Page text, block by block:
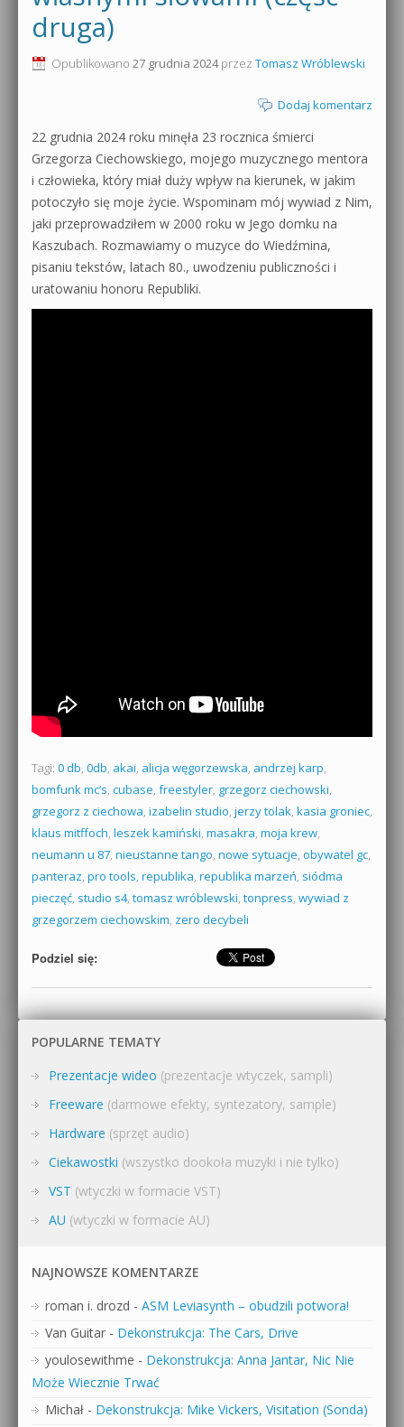
Produkcja muzyczna od podstaw
Dubstep z syntezatorem Massive
Kontakt 5 Kompendium
Pakiety
0dB.pl - informacje
Newsletter
Archiwum aktualności
Polityka prywatności
Regulamin
Działanie sklepu internetowego
Wyszukiwanie
druga)
Opublikowano 27 grudnia 2024przez Tomasz Wróblewski
Dodaj komentarz
22 grudnia 2024 roku minęła 23 rocznica śmierci
Grzegorza Ciechowskiego, mojego muzycznego mentora
i człowieka, który miał duży wpływ na kierunek, w jakim
potoczyło się moje życie. Wspominam mój wywiad z Nim,
jaki przeprowadziłem w 2000 roku w Jego domku na
Kaszubach. Rozmawiamy o muzyce do Wiedźmina,
pisaniu tekstów, latach 80., uwodzeniu publiczności i
uratowaniu honoru Republiki.
Tagi: 0 db, 0db, akai, alicja węgorzewska, andrzej karp,
bomfunk mc’s, cubase, freestyler, grzegorz ciechowski,
grzegorz z ciechowa, izabelin studio, jerzy tolak, kasia groniec,
klaus mitffoch, leszek kamiński, masakra, moja krew,
neumann u 87, nieustanne tango, nowe sytuacje, obywatel gc,
panteraz, pro tools, republika, republika marzeń, siódma
pieczęć, studio s4, tomasz wróblewski, tonpress, wywiad z
grzegorzem ciechowskim, zero decybeli
Podziel się:
POPULARNE TEMATY
Prezentacje wideo (prezentacje wtyczek, sampli)
Freeware (darmowe efekty, syntezatory, sample)
Hardware (sprzęt audio)
Ciekawostki (wszystko dookoła muzyki i nie tylko)
VST (wtyczki w formacie VST)
AU (wtyczki w formacie AU)
NAJNOWSZE KOMENTARZE
roman i. drozd - ASM Leviasynth – obudzili potwora!
Van Guitar - Dekonstrukcja: The Cars, Drive
youlosewithme - Dekonstrukcja: Anna Jantar, Nic Nie
Może Wiecznie Trwać
Michał - Dekonstrukcja: Mike Vickers, Visitation (Sonda)